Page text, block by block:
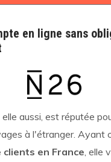
en ligne sans
elle aussi, est réputée
à l'étranger. Ayant
clients en France , elle